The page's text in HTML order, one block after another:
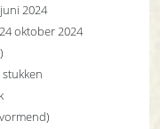
2024
oktober 2024